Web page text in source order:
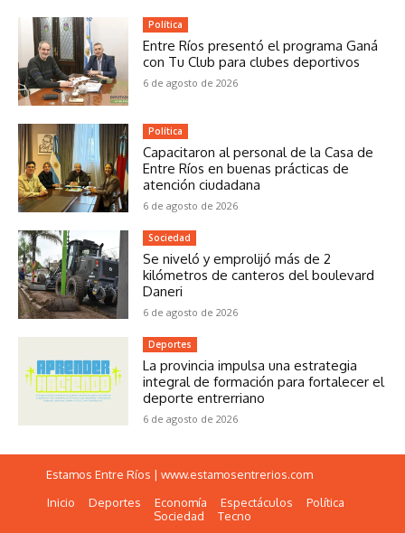
Política
Entre Ríos presentó el programa Ganá
con Tu Club para clubes deportivos
6 de agosto de 2026
Política
Capacitaron al personal de la Casa de
Entre Ríos en buenas prácticas de
atención ciudadana
6 de agosto de 2026
Sociedad
Se niveló y emprolijó más de 2
kilómetros de canteros del boulevard
Daneri
6 de agosto de 2026
Deportes
La provincia impulsa una estrategia
integral de formación para fortalecer el
deporte entrerriano
6 de agosto de 2026
Estamos Entre Ríos | www.estamosentrerios.com
Inicio Deportes Economía Espectáculos
Política
Sociedad
Tecno